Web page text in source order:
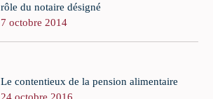
rôle du notaire désigné
7 octobre 2014
Le contentieux de la pension alimentaire
24 octobre 2016